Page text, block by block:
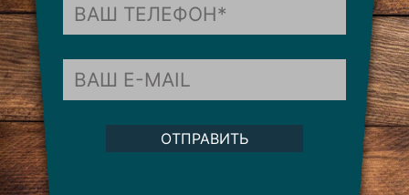
ОТПРАВИТЬ